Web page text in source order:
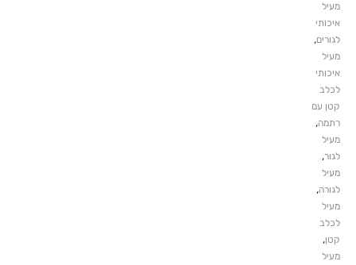
מעיל
איכותי
לגורים,
מעיל
איכותי
לכלב
קטן עם
רתמה,
מעיל
לגור,
מעיל
לגורה,
מעיל
לכלב
קטן,
מעיל